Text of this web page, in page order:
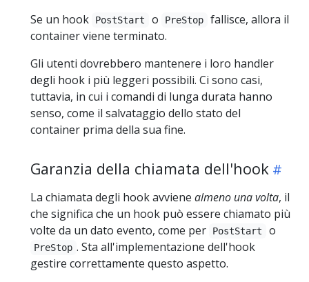
Se un hook
PostStart o PreStop
fallisce, allora il
container viene terminato.
Gli utenti dovrebbero mantenere i loro handler
degli hook i più leggeri possibili. Ci sono casi,
tuttavia, in cui i comandi di lunga durata hanno
senso, come il salvataggio dello stato del
container prima della sua fine.
Garanzia della chiamata dell'hook
La chiamata degli hook avviene almeno una volta, il
che significa che un hook può essere chiamato più
volte da un dato evento, come per
PostStart o
PreStop . Sta all'implementazione dell'hook
gestire correttamente questo aspetto.